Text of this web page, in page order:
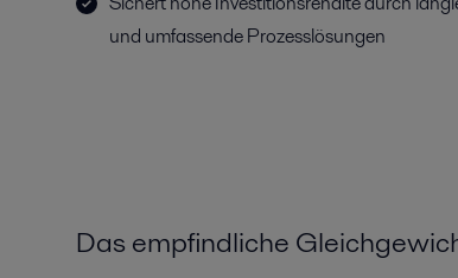
und umfassende Prozesslösungen
Das empfindliche